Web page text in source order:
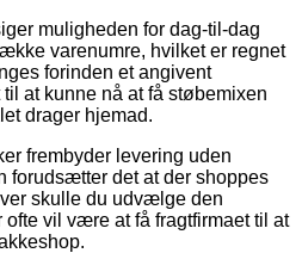
muligheden for dag-til-dag
varenumre, hvilket er regnet
forinden et angivent
at kunne nå at få støbemixen
drager hjemad.
frembyder levering uden
forudsætter det at der shoppes
skulle du udvælge den
vil være at få fragtfirmaet til at